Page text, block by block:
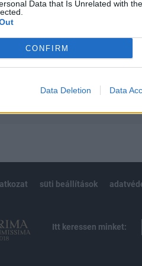
Data that Is Unrelated with
CONFIRM
Data Deletion Data
cikkarchívum
elmúlt 2 év napon belüli
Előfizetés
süti beállítások
Itt keressen minket: